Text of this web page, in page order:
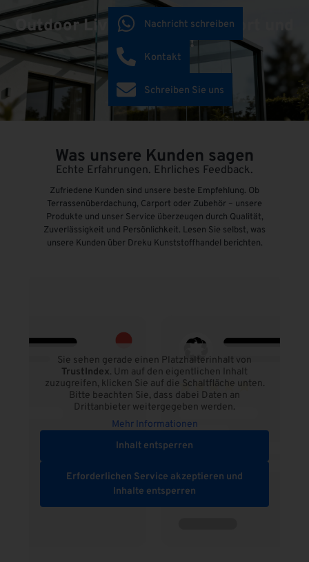
Outdoor Living schafft Komfort und
Mehrwert!
Was unsere Kunden sagen
Echte Erfahrungen. Ehrliches Feedback.
Zufriedene Kunden sind unsere beste Empfehlung. Ob
Terrassenüberdachung, Carport oder Zubehör – unsere
Produkte und unser Service überzeugen durch Qualität,
Zuverlässigkeit und Persönlichkeit. Lesen Sie selbst, was
unsere Kunden über Dreku Kunststoffhandel berichten.
Sie sehen gerade einen Platzhalterinhalt von
TrustIndex. Um auf den eigentlichen Inhalt
zuzugreifen, klicken Sie auf die Schaltfläche unten.
Bitte beachten Sie, dass dabei Daten an
Drittanbieter weitergegeben werden.
Mehr Informationen
Inhalt entsperren
Erforderlichen Service akzeptieren und
Inhalte entsperren
Nachricht schreiben
Kontakt
Schreiben Sie uns